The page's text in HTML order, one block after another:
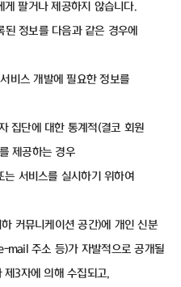
팔거나 제공하지 않습니다.
정보를 다음과 같은 경우에
비스 개발에 필요한 정보를
집단에 대한 통계적(결코 회원
제공하는 경우
서비스를 실시하기 위하여
커뮤니케이션 공간)에 개인 신분
mail 주소 등)가 자발적으로 공개될
제3자에 의해 수집되고,